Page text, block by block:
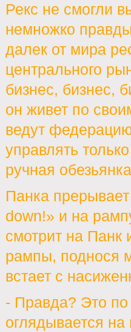
Рекс не смогли
немножко
далек от мира
центрального
бизнес, бизнес,
он живет по
ведут
управлять
ручная
Панка
down!» и на
смотрит на Панк
рампы, поднося
встает с
- Правда? Это
оглядывается